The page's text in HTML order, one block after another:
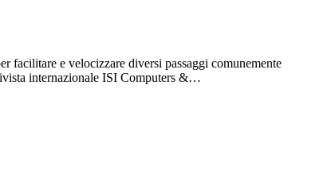
facilitare e velocizzare diversi passaggi comunemente
internazionale ISI Computers &…